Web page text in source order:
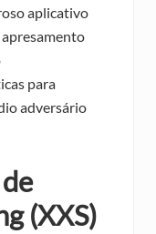
aplicativo
para
adversário
(XXS)